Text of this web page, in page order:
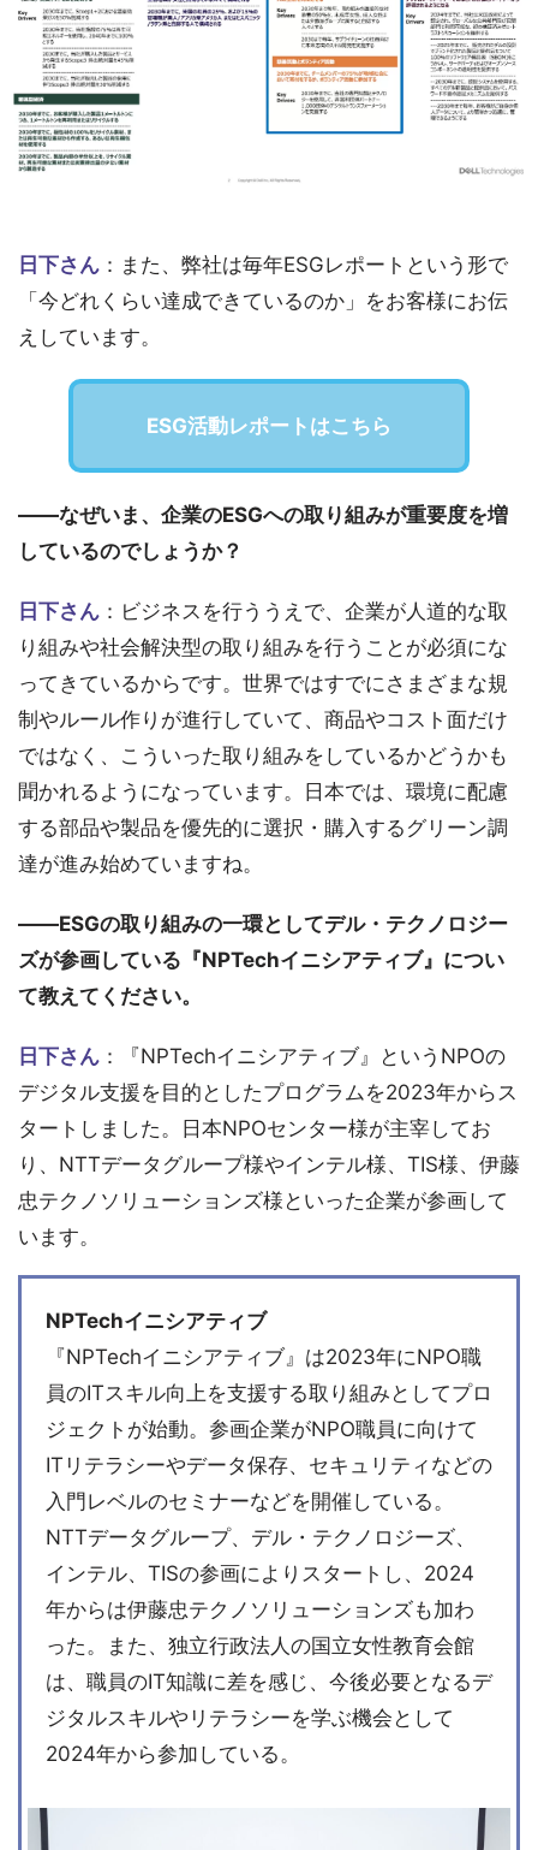
日下さん ：また、弊社は毎年ESGレポートという形で
「今どれくらい達成できているのか」をお客様にお伝
えしています。
ESG活動レポートはこちら
――なぜいま、企業のESGへの取り組みが重要度を増
しているのでしょうか？
日下さん ：ビジネスを行ううえで、企業が人道的な取
り組みや社会解決型の取り組みを行うことが必須にな
ってきているからです。世界ではすでにさまざまな規
制やルール作りが進行していて、商品やコスト面だけ
ではなく、こういった取り組みをしているかどうかも
聞かれるようになっています。日本では、環境に配慮
する部品や製品を優先的に選択・購入するグリーン調
達が進み始めていますね。
――ESGの取り組みの一環としてデル・テクノロジー
ズが参画している『NPTechイニシアティブ』につい
て教えてください。
日下さん ：『NPTechイニシアティブ』というNPOの
デジタル支援を目的としたプログラムを2023年からス
タートしました。日本NPOセンター様が主宰してお
り、NTTデータグループ様やインテル様、TIS様、伊藤
忠テクノソリューションズ様といった企業が参画して
います。
NPTechイニシアティブ
『NPTechイニシアティブ』は2023年にNPO職
員のITスキル向上を支援する取り組みとしてプロ
ジェクトが始動。参画企業がNPO職員に向けて
ITリテラシーやデータ保存、セキュリティなどの
入門レベルのセミナーなどを開催している。
NTTデータグループ、デル・テクノロジーズ、
インテル、TISの参画によりスタートし、2024
年からは伊藤忠テクノソリューションズも加わ
った。また、独立行政法人の国立女性教育会館
は、職員のIT知識に差を感じ、今後必要となるデ
ジタルスキルやリテラシーを学ぶ機会として
2024年から参加している。